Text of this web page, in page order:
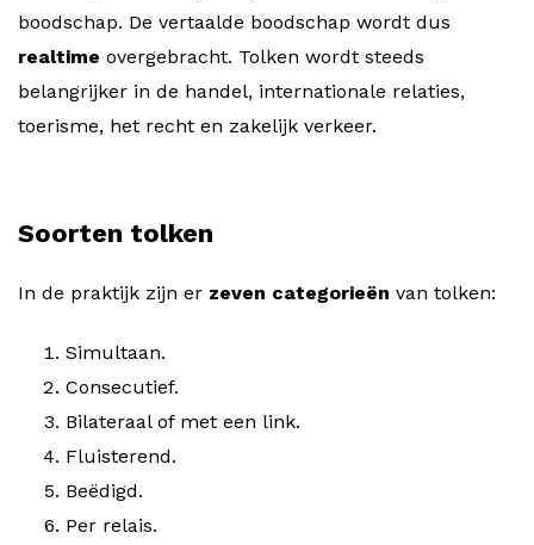
boodschap. De vertaalde boodschap wordt dus
realtime overgebracht. Tolken wordt steeds
belangrijker in de handel, internationale relaties,
toerisme, het recht en zakelijk verkeer.
Soorten tolken
In de praktijk zijn er zeven categorieën van tolken:
Simultaan.
Consecutief.
Bilateraal of met een link.
Fluisterend.
Beëdigd.
Per relais.